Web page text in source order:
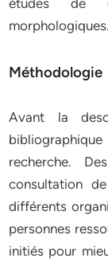
études de
morphologiques.
Méthodologie
Avant la
recherche.
consultation
différents
personnes
initiés pour